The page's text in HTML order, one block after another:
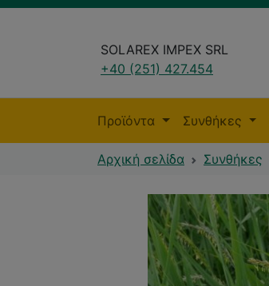
SOLAREX IMPEX SRL
+40 (251) 427.454
Προϊόντα Συνθήκες
Αρχική σελίδα Συνθήκες